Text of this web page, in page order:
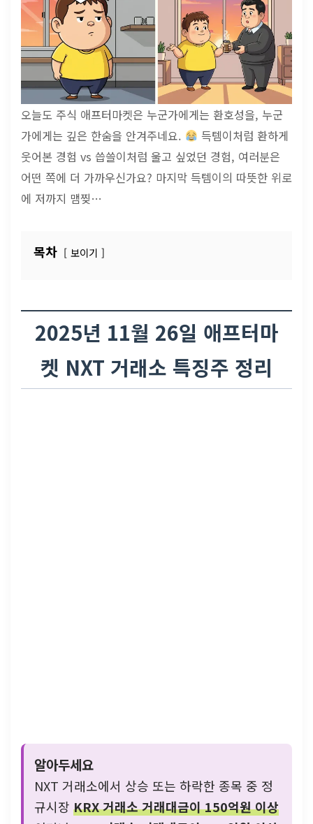
오늘도 주식 애프터마켓은 누군가에게는 환호성을, 누군
가에게는 깊은 한숨을 안겨주네요.
득템이처럼 환하게
웃어본 경험 vs 씁쓸이처럼 울고 싶었던 경험, 여러분은
어떤 쪽에 더 가까우신가요? 마지막 득템이의 따뜻한 위로
에 저까지 맴찢…
목차 보이기
2025년 11월 26일 애프터마
켓 NXT 거래소 특징주 정리
알아두세요
NXT 거래소에서 상승 또는 하락한 종목 중 정
규시장 KRX 거래소 거래대금이 150억원 이상